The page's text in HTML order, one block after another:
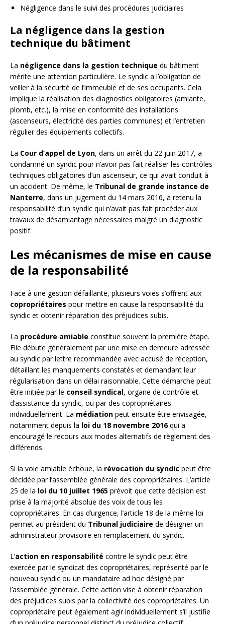
Négligence dans le suivi des procédures judiciaires
La négligence dans la gestion
technique du bâtiment
La négligence dans la gestion technique du bâtiment
mérite une attention particulière. Le syndic a l’obligation de
veiller à la sécurité de l’immeuble et de ses occupants. Cela
implique la réalisation des diagnostics obligatoires (amiante,
plomb, etc.), la mise en conformité des installations
(ascenseurs, électricité des parties communes) et l’entretien
régulier des équipements collectifs.
La Cour d’appel de Lyon, dans un arrêt du 22 juin 2017, a
condamné un syndic pour n’avoir pas fait réaliser les contrôles
techniques obligatoires d’un ascenseur, ce qui avait conduit à
un accident. De même, le Tribunal de grande instance de
Nanterre, dans un jugement du 14 mars 2016, a retenu la
responsabilité d’un syndic qui n’avait pas fait procéder aux
travaux de désamiantage nécessaires malgré un diagnostic
positif.
Les mécanismes de mise en cause
de la responsabilité
Face à une gestion défaillante, plusieurs voies s’offrent aux
copropriétaires pour mettre en cause la responsabilité du
syndic et obtenir réparation des préjudices subis.
La procédure amiable constitue souvent la première étape.
Elle débute généralement par une mise en demeure adressée
au syndic par lettre recommandée avec accusé de réception,
détaillant les manquements constatés et demandant leur
régularisation dans un délai raisonnable. Cette démarche peut
être initiée par le conseil syndical, organe de contrôle et
d’assistance du syndic, ou par des copropriétaires
individuellement. La médiation peut ensuite être envisagée,
notamment depuis la loi du 18 novembre 2016qui a
encouragé le recours aux modes alternatifs de règlement des
différends.
Si la voie amiable échoue, la révocation du syndic peut être
décidée par l’assemblée générale des copropriétaires. L’article
25 de la loi du 10 juillet 1965 prévoit que cette décision est
prise à la majorité absolue des voix de tous les
copropriétaires. En cas d’urgence, l’article 18 de la même loi
permet au président du Tribunal judiciaire de désigner un
administrateur provisoire en remplacement du syndic.
L’action en responsabilité contre le syndic peut être
exercée par le syndicat des copropriétaires, représenté par le
nouveau syndic ou un mandataire ad hoc désigné par
l’assemblée générale. Cette action vise à obtenir réparation
des préjudices subis par la collectivité des copropriétaires. Un
copropriétaire peut également agir individuellement s’il justifie